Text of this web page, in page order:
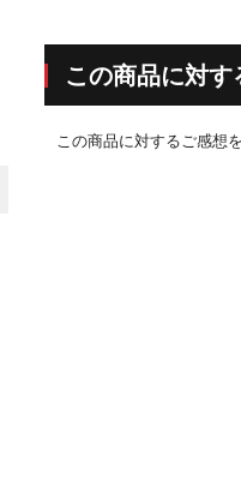
この商品に対
この商品に対するご感想